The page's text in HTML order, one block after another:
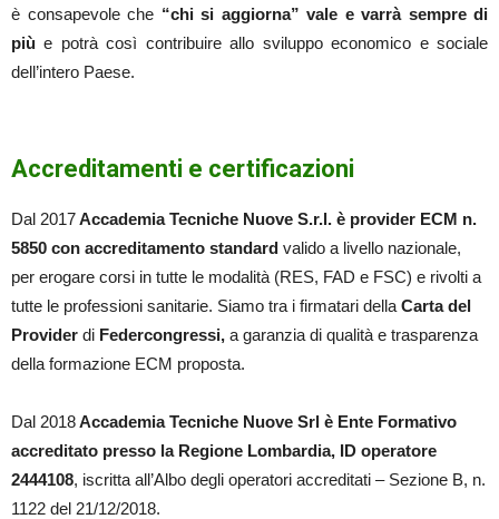
è consapevole che “chi si aggiorna” vale e varrà sempre di
piùe potrà così contribuire allo sviluppo economico e sociale
dell’intero Paese.
Accreditamenti e certificazioni
Dal 2017Accademia Tecniche Nuove S.r.l. è provider ECM n.
5850 con accreditamento standard valido a livello nazionale,
per erogare corsi in tutte le modalità (RES, FAD e FSC) e rivolti a
tutte le professioni sanitarie. Siamo tra i firmatari della Carta del
Provider di Federcongressi, a garanzia di qualità e trasparenza
della formazione ECM proposta.
Dal 2018Accademia Tecniche Nuove Srl è Ente Formativo
accreditato presso la Regione Lombardia, ID operatore
2444108, iscritta all’Albo degli operatori accreditati – Sezione B, n.
1122 del 21/12/2018.